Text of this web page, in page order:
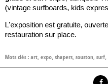
(vintage surfboards, kids
L'exposition est gratuite,
restauration sur place.
Mots clés :art,expo,shapers,souston,surf,